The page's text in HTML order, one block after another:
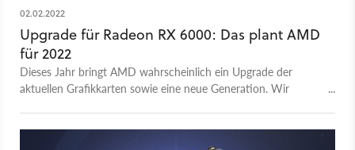
02.02.2022
Upgrade für Radeon RX 6000: Das plant AMD
für 2022
Dieses Jahr bringt AMD wahrscheinlich ein Upgrade der
aktuellen Grafikkarten sowie eine neue Generation. Wir